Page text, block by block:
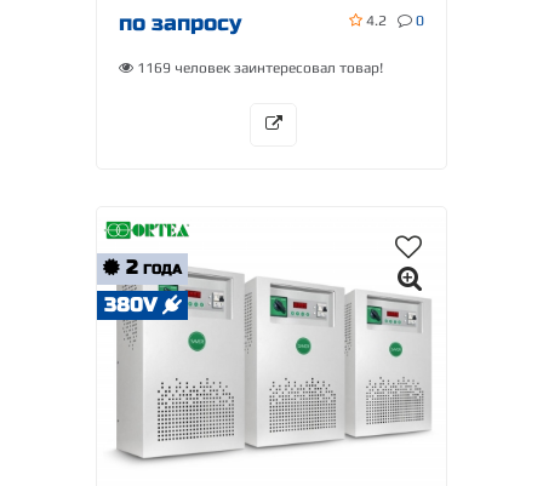
по запросу 4.2 0
1169 человек заинтересовал товар!
2 ГОДА
380V